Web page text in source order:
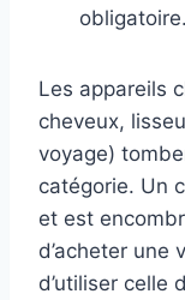
obligatoire.
Les appareils
cheveux,
voyage)
catégorie. Un
et est
d’acheter une
d’utiliser celle